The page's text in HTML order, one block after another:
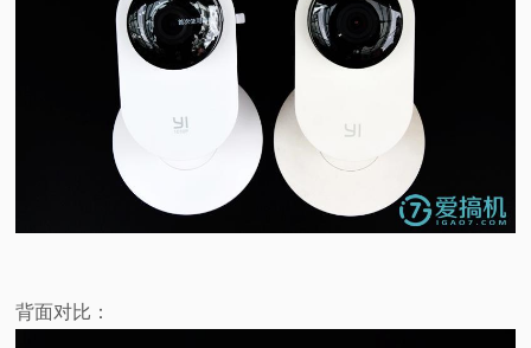
背面对比：